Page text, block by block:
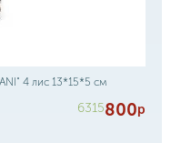
4 лис 13*15*5 см
6315800р